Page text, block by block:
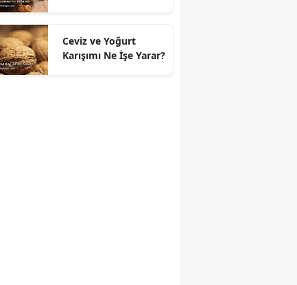
Ceviz ve Yoğurt
Karışımı Ne İşe Yarar?